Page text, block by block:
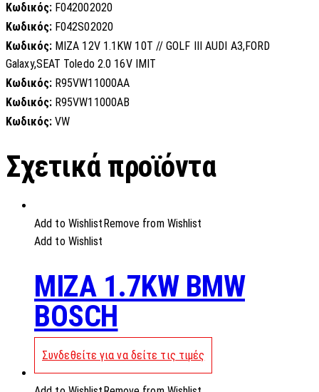
Κωδικός: F042002020
Κωδικός: F042S02020
Κωδικός: MIZA 12V 1.1KW 10T // GOLF III AUDI A3,FORD
Galaxy,SEAT Toledo 2.0 16V IMIT
Κωδικός: R95VW11000AA
Κωδικός: R95VW11000AB
Κωδικός: VW
Σχετικά προϊόντα
Add to Wishlist Remove from Wishlist
Add to Wishlist
MIZA 1.7KW BMW
BOSCH
Συνδεθείτε για να δείτε τις τιμές